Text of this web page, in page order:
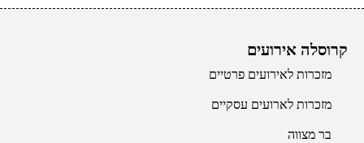
קרוסלה אירועים
מזכרות לאירועים פרטיים
מזכרות לארועים עסקיים
בר מצווה